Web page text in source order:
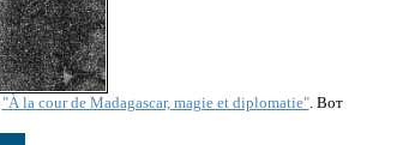
"À la cour de Madagascar, magie et diplomatie". Вот